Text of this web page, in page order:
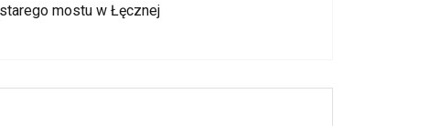
mostu w Łęcznej